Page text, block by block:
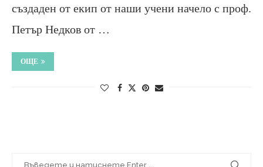
създаден от екип от наши учени начело с проф.
Петър Недков от …
ОЩЕ